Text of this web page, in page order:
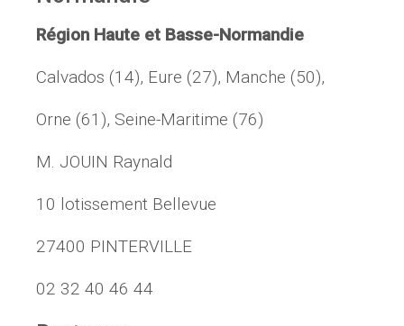
Région Haute et Basse-Normandie
Calvados (14), Eure (27), Manche (50),
Orne (61), Seine-Maritime (76)
M. JOUIN Raynald
10 lotissement Bellevue
27400 PINTERVILLE
02 32 40 46 44